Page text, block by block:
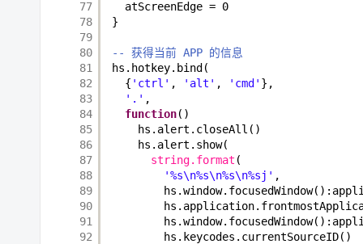
77
78
79
80
81
82
83
84
85
86
87
88
89
90
91
92
atScreenEdge = 0
}
-- 获得当前 APP 的信息
hs.hotkey.bind(
{ 'ctrl' , 'alt' , 'cmd' },
'.' ,
function()
hs.alert.closeAll()
hs.alert.show(
string.format (
'%s\n%s\n%s\n%sj' ,
hs.keycodes.currentSourceID()